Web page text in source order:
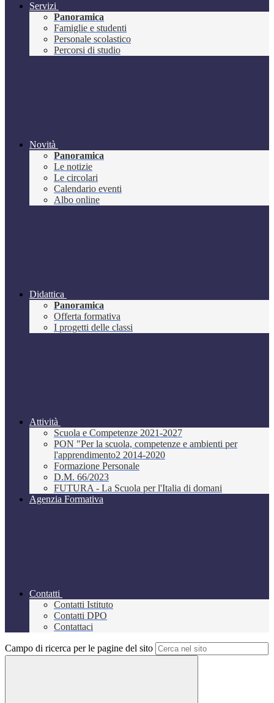
Servizi
Panoramica
Famiglie e studenti
Personale scolastico
Percorsi di studio
Novità
Panoramica
Le notizie
Le circolari
Calendario eventi
Albo online
Didattica
Panoramica
Offerta formativa
I progetti delle classi
Attività
Scuola e Competenze 2021-2027
PON "Per la scuola, competenze e ambienti per
l'apprendimento2 2014-2020
Formazione Personale
D.M. 66/2023
FUTURA - La Scuola per l'Italia di domani
Agenzia Formativa
Contatti
Contatti Istituto
Contatti DPO
Contattaci
Campo di ricerca per le pagine del sito